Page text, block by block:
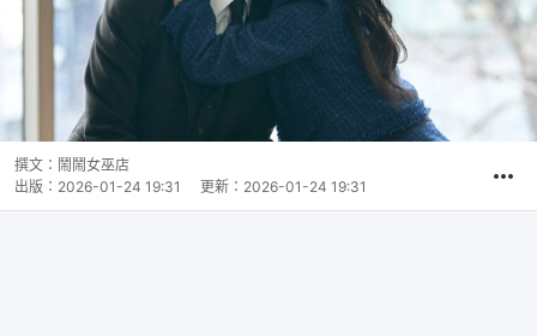
撰文： 鬧鬧女巫店
出版： 2026-01-24 19:31 更新： 2026-01-24 19:31